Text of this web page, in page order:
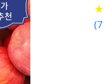
★
★
(7